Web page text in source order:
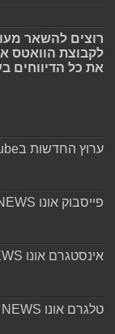
רוצים להשאר
לקבוצת הוואטס
את כל הדיווחים
ערוץ החדשות בyou tube
פייסבוק אונו NEWS
אינסטגרם אונו NEWS
טלגרם אונו NEWS